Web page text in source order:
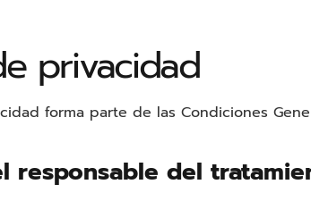
privacidad
forma parte de las Condiciones
responsable del